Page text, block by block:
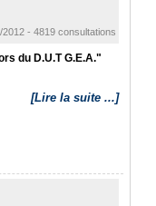
- 4819 consultations
du D.U.T G.E.A."
[Lire la suite ...]